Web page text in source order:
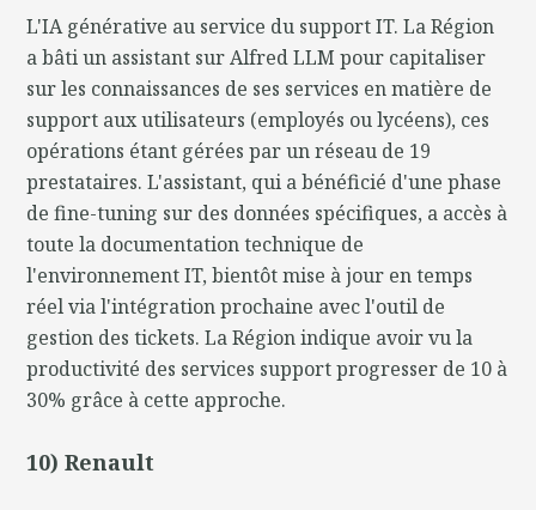
L'IA générative au service du support IT. La Région
a bâti un assistant sur Alfred LLM pour capitaliser
sur les connaissances de ses services en matière de
support aux utilisateurs (employés ou lycéens), ces
opérations étant gérées par un réseau de 19
prestataires. L'assistant, qui a bénéficié d'une phase
de fine-tuning sur des données spécifiques, a accès à
toute la documentation technique de
l'environnement IT, bientôt mise à jour en temps
réel via l'intégration prochaine avec l'outil de
gestion des tickets. La Région indique avoir vu la
productivité des services support progresser de 10 à
30% grâce à cette approche.
10) Renault